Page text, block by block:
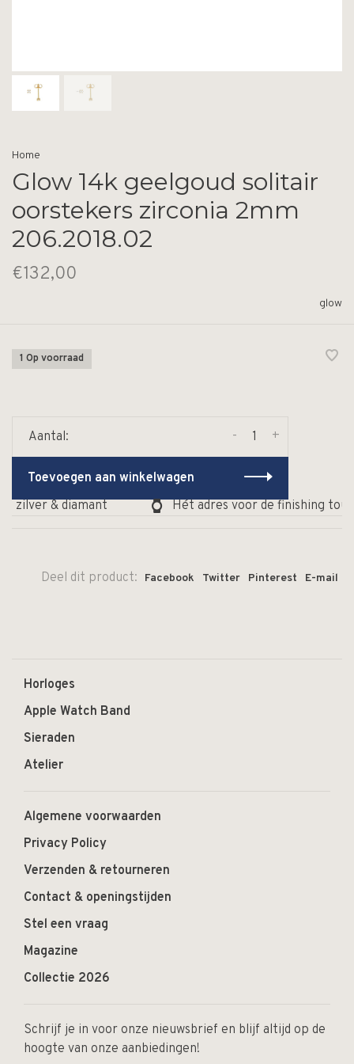
Home
Glow 14k geelgoud solitair
oorstekers zirconia 2mm
206.2018.02
€132,00
glow
1 Op voorraad
Aantal: +
-
Toevoegen aan winkelwagen
zilver & diamant
Hét adres voor de finishing
Deel dit product: Facebook Twitter Pinterest E-mail
Horloges
Apple Watch Band
Sieraden
Atelier
Algemene voorwaarden
Privacy Policy
Verzenden & retourneren
Contact & openingstijden
Stel een vraag
Magazine
Collectie 2026
Schrijf je in voor onze nieuwsbrief en blijf altijd op de
hoogte van onze aanbiedingen!